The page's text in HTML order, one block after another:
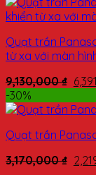
Quạt trần
từ xa với màn
9,130,000₫
-30%
Quạt trần
3,170,000₫